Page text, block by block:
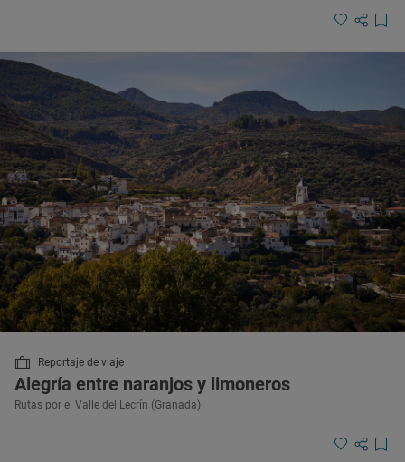
Reportaje de viaje
Alegría entre naranjos y limoneros
Rutas por el Valle del Lecrín (Granada)